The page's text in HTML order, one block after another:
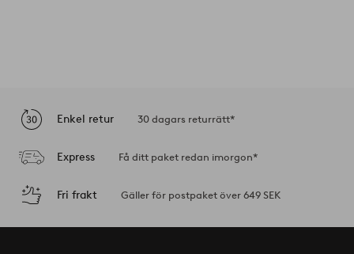
Enkel retur 30 dagars returrätt*
Express Få ditt paket redan imorgon*
Fri frakt Gäller för postpaket över 649 SEK